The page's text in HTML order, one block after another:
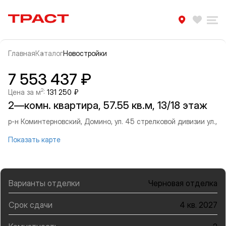
Траст | Служба недвижимости
ГлавнаяКаталогНовостройки
Информация об объекте
Галерея
7 553 437 ₽
Цена за м2: 131 250 ₽
2—комн. квартира, 57.55 кв.м, 13/18 этаж
р-н Коминтерновский, Домино, ул. 45 стрелковой дивизии ул.,
Показать карте
Варианты отделки Черновая отделка
Срок сдачи 4 кв. 2027